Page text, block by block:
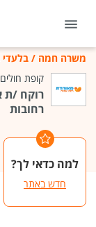
משרה חמה / בלעדי
קופת
רוקח /ת
רחובות
למה כדאי לך?
חדש באתר